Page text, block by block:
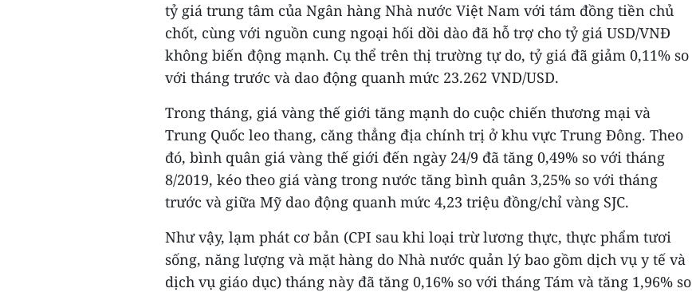
tỷ giá trung tâm của Ngân hàng Nhà nước Việt Nam với tám đồng tiền chủ
chốt, cùng với nguồn cung ngoại hối dồi dào đã hỗ trợ cho tỷ giá USD/VNĐ
không biến động mạnh. Cụ thể trên thị trường tự do, tỷ giá đã giảm 0,11% so
với tháng trước và dao động quanh mức 23.262 VND/USD.
Trong tháng, giá vàng thế giới tăng mạnh do cuộc chiến thương mại và
Trung Quốc leo thang, căng thẳng địa chính trị ở khu vực Trung Đông. Theo
đó, bình quân giá vàng thế giới đến ngày 24/9 đã tăng 0,49% so với tháng
8/2019, kéo theo giá vàng trong nước tăng bình quân 3,25% so với tháng
trước và giữa Mỹ dao động quanh mức 4,23 triệu đồng/chỉ vàng SJC.
Như vậy, lạm phát cơ bản (CPI sau khi loại trừ lương thực, thực phẩm tươi
sống, năng lượng và mặt hàng do Nhà nước quản lý bao gồm dịch vụ y tế và
dịch vụ giáo dục) tháng này đã tăng 0,16% so với tháng Tám và tăng 1,96% so